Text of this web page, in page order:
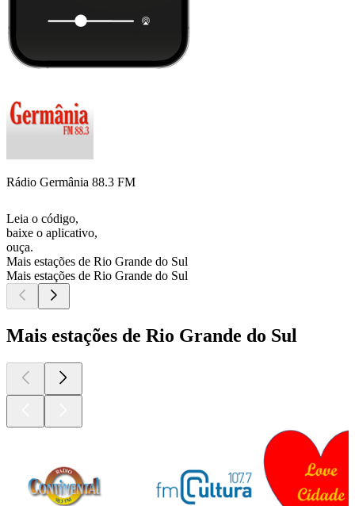
Rádio Germânia 88.3 FM
Leia o código,
baixe o aplicativo,
ouça.
Mais estações de Rio Grande do Sul
Mais estações de Rio Grande do Sul
Mais estações de Rio Grande do Sul